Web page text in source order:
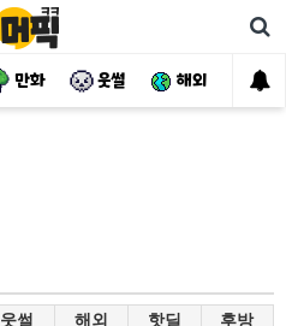
만화 웃썰 해외 핫
웃썰 해외 핫딜 후방